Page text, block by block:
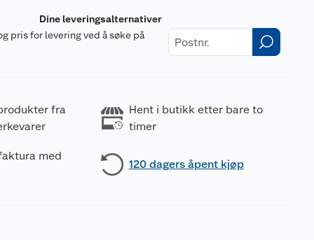
Dine leveringsalternativer
pris for levering ved å søke på
fra
Hent i butikk etter bare to
timer
med
120 dagers åpent kjøp